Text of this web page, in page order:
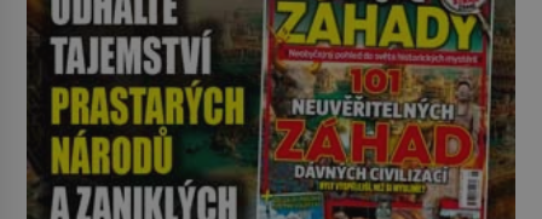
pravdu na padrť a prohlásit, že to
byl jen životem unavený a drogou
ovládaný muž? Marcus Aurelius byl
zastáncem stoicismu, učení, […]